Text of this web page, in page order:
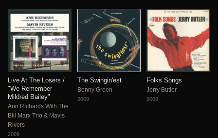
Live At The Losers /
"We Remember
Mildred Bailey"
Ann Richards With The
Bill Marx Trio & Mavis
Rivers
2009
The Swingin'est
Benny Green
2009
Folks Songs
Jerry Butler
2009